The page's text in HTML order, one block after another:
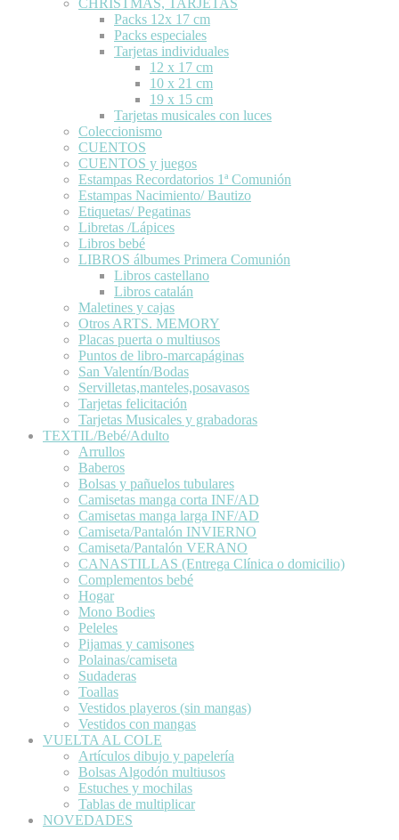
Packs 12x 17 cm
Packs especiales
Tarjetas individuales
12 x 17 cm
10 x 21 cm
19 x 15 cm
Tarjetas musicales con luces
Coleccionismo
CUENTOS
CUENTOS y juegos
Estampas Recordatorios 1ª Comunión
Estampas Nacimiento/ Bautizo
Etiquetas/ Pegatinas
Libretas /Lápices
Libros bebé
LIBROS álbumes Primera Comunión
Libros castellano
Libros catalán
Maletines y cajas
Otros ARTS. MEMORY
Placas puerta o multiusos
Puntos de libro-marcapáginas
San Valentín/Bodas
Servilletas,manteles,posavasos
Tarjetas felicitación
Tarjetas Musicales y grabadoras
TEXTIL/Bebé/Adulto
Arrullos
Baberos
Bolsas y pañuelos tubulares
Camisetas manga corta INF/AD
Camisetas manga larga INF/AD
Camiseta/Pantalón INVIERNO
Camiseta/Pantalón VERANO
CANASTILLAS (Entrega Clínica o domicilio)
Complementos bebé
Hogar
Mono Bodies
Peleles
Pijamas y camisones
Polainas/camiseta
Sudaderas
Toallas
Vestidos playeros (sin mangas)
Vestidos con mangas
VUELTA AL COLE
Artículos dibujo y papelería
Bolsas Algodón multiusos
Estuches y mochilas
Tablas de multiplicar
NOVEDADES